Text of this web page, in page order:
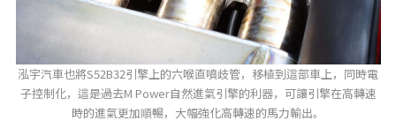
泓宇汽車也將S52B32引擎上的六喉直噴歧管，移植到這部車上，同時電
子控制化，這是過去M Power自然進氣引擎的利器，可讓引擎在高轉速
時的進氣更加順暢，大幅強化高轉速的馬力輸出。